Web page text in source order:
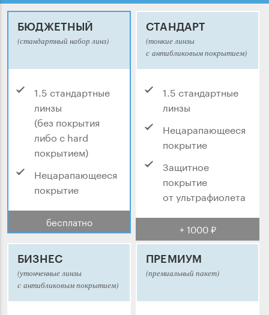
БЮДЖЕТНЫЙ
(стандартный набор линз)
1.5 стандартные
линзы
(без покрытия
либо с hard
покрытием)
Нецарапающееся
покрытие
бесплатно
СТАНДАРТ
(тонкие линзы
с антибликовым покрытием)
1.5 стандартные
линзы
Нецарапающееся
покрытие
Защитное
покрытие
от ультрафиолета
+ 1000 ₽
БИЗНЕС
(утонченные линзы
с антибликовым покрытием)
ПРЕМИУМ
(премиальный пакет)